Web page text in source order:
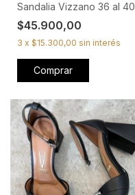
Sandalia Vizzano 36 al 40
$45.900,00
3 x $15.300,00 sin interés
Comprar